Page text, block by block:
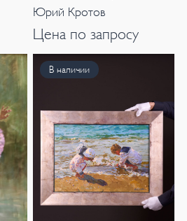
Юрий Кротов
Цена по запросу
В наличии